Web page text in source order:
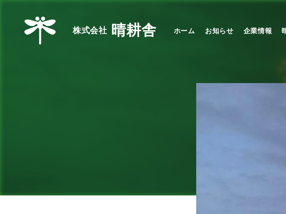
株式会社 晴耕舎 ホーム お知らせ 企業情報